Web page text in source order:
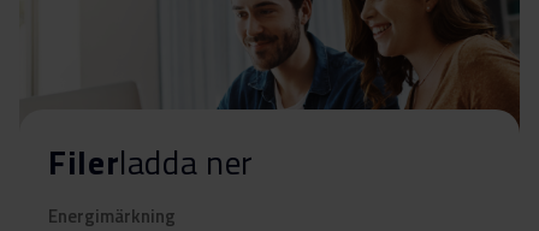
Filerladda ner
Energimärkning